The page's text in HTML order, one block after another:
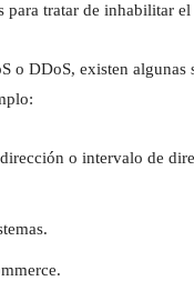
para tratar de inhabilitar
o DDoS, existen algunas
o intervalo de